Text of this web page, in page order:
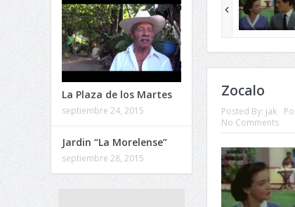
Zocalo
Posted By: jak
No Comments
La Plaza de los Martes
septiembre 24, 2015
Jardin “La Morelense”
septiembre 28, 2015